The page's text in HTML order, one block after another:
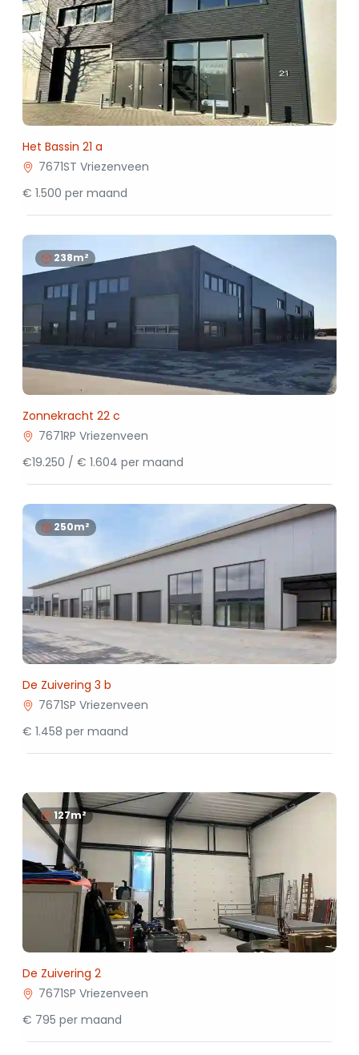
Het Bassin 21 a
7671ST Vriezenveen
€ 1.500 per maand
238m²
Zonnekracht 22 c
7671RP Vriezenveen
€19.250 / € 1.604 per maand
250m²
De Zuivering 3 b
7671SP Vriezenveen
€ 1.458 per maand
127m²
De Zuivering 2
7671SP Vriezenveen
€ 795 per maand